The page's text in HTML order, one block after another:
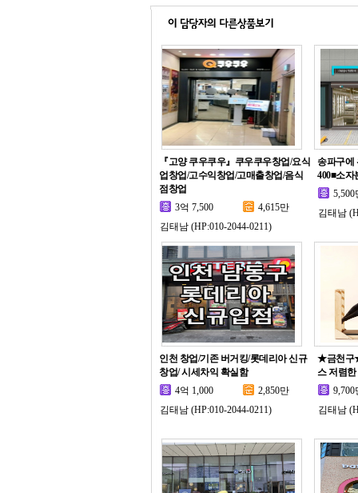
『고양 쿠우쿠우』쿠우쿠우창업/요식
업창업/고수익창업/고매출창업/음식
점창업
3억 7,500
4,615만
김태남 (HP:010-2044-0211)
송파구에
400■소자
5,500
김태남
인천 창업/기존 버거킹/롯데리아 신규
창업/ 시세차익 확실함
4억 1,000
2,850만
김태남 (HP:010-2044-0211)
★금천구
스 저렴
9,700
김태남